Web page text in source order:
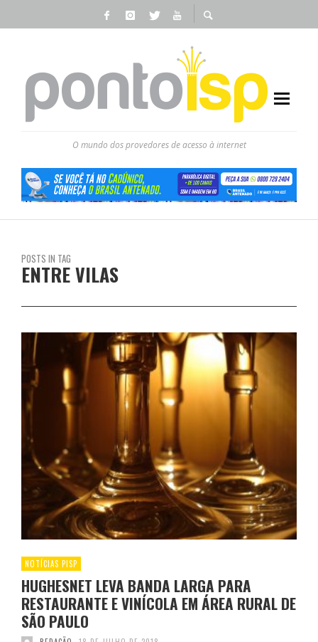
O mundo dos provedores de acesso à internet
POSTS IN TAG
ENTRE VILAS
NOTÍCIAS PISP
HUGHESNET LEVA BANDA LARGA PARA
RESTAURANTE E VINÍCOLA EM ÁREA RURAL DE
SÃO PAULO